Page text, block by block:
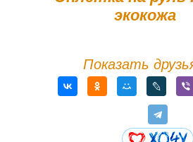
экокожа
Показать